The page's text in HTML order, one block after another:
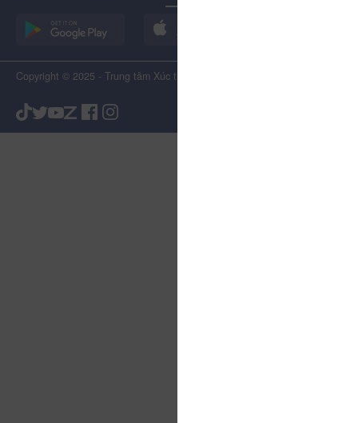
Copyright © 2025 - Trung tâm Xúc tiến Du lịch Tỉnh Lâm Đồng